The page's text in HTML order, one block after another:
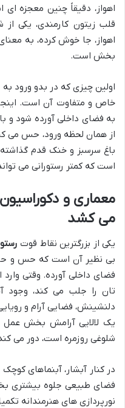
اهواز، دقیقاً چنین معجزه
قلب زیتون کارمندی، یکی
اهواز، جا خوش کرده، به
بخش است.
اولین چیزی که در بدو ورود
خاص و متفاوت آن است.
به فضای داخلی آورده شود و
از همان لحظه ورود، حس می
باغ سرسبز و خنک قدم
است که کمتر رستورانی می
معماری و
می کشد
یکی از بزرگترین نقاط قوت
بی نظیر آن است که حس و
فضای داخلی آورده. وقتی
تان را جلب می کند،
دلنشینش، فضایی آرام و
یک لالایی آرامش بخش عمل
شلوغی روزمره است، دور می
در کنار آبشار، آبنماهای
فضای طبیعی جلوه بیشتری
نورپردازی های هنرمندانه